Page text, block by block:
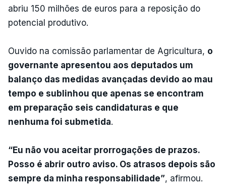
abriu 150 milhões de euros para a reposição do
potencial produtivo.
Ouvido na comissão parlamentar de Agricultura, o
governante apresentou aos deputados um
balanço das medidas avançadas devido ao mau
tempo e sublinhou que apenas se encontram
em preparação seis candidaturas e que
nenhuma foi submetida.
“Eu não vou aceitar prorrogações de prazos.
Posso é abrir outro aviso. Os atrasos depois são
sempre da minha responsabilidade”, afirmou.